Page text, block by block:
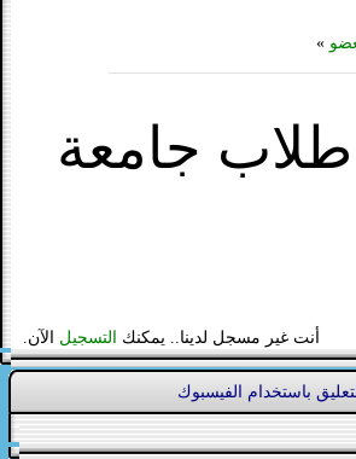
»
جامعة
أنت غير مسجل لدينا.. يمكنك التسجيل الآن.
باستخدام الفيسبوك